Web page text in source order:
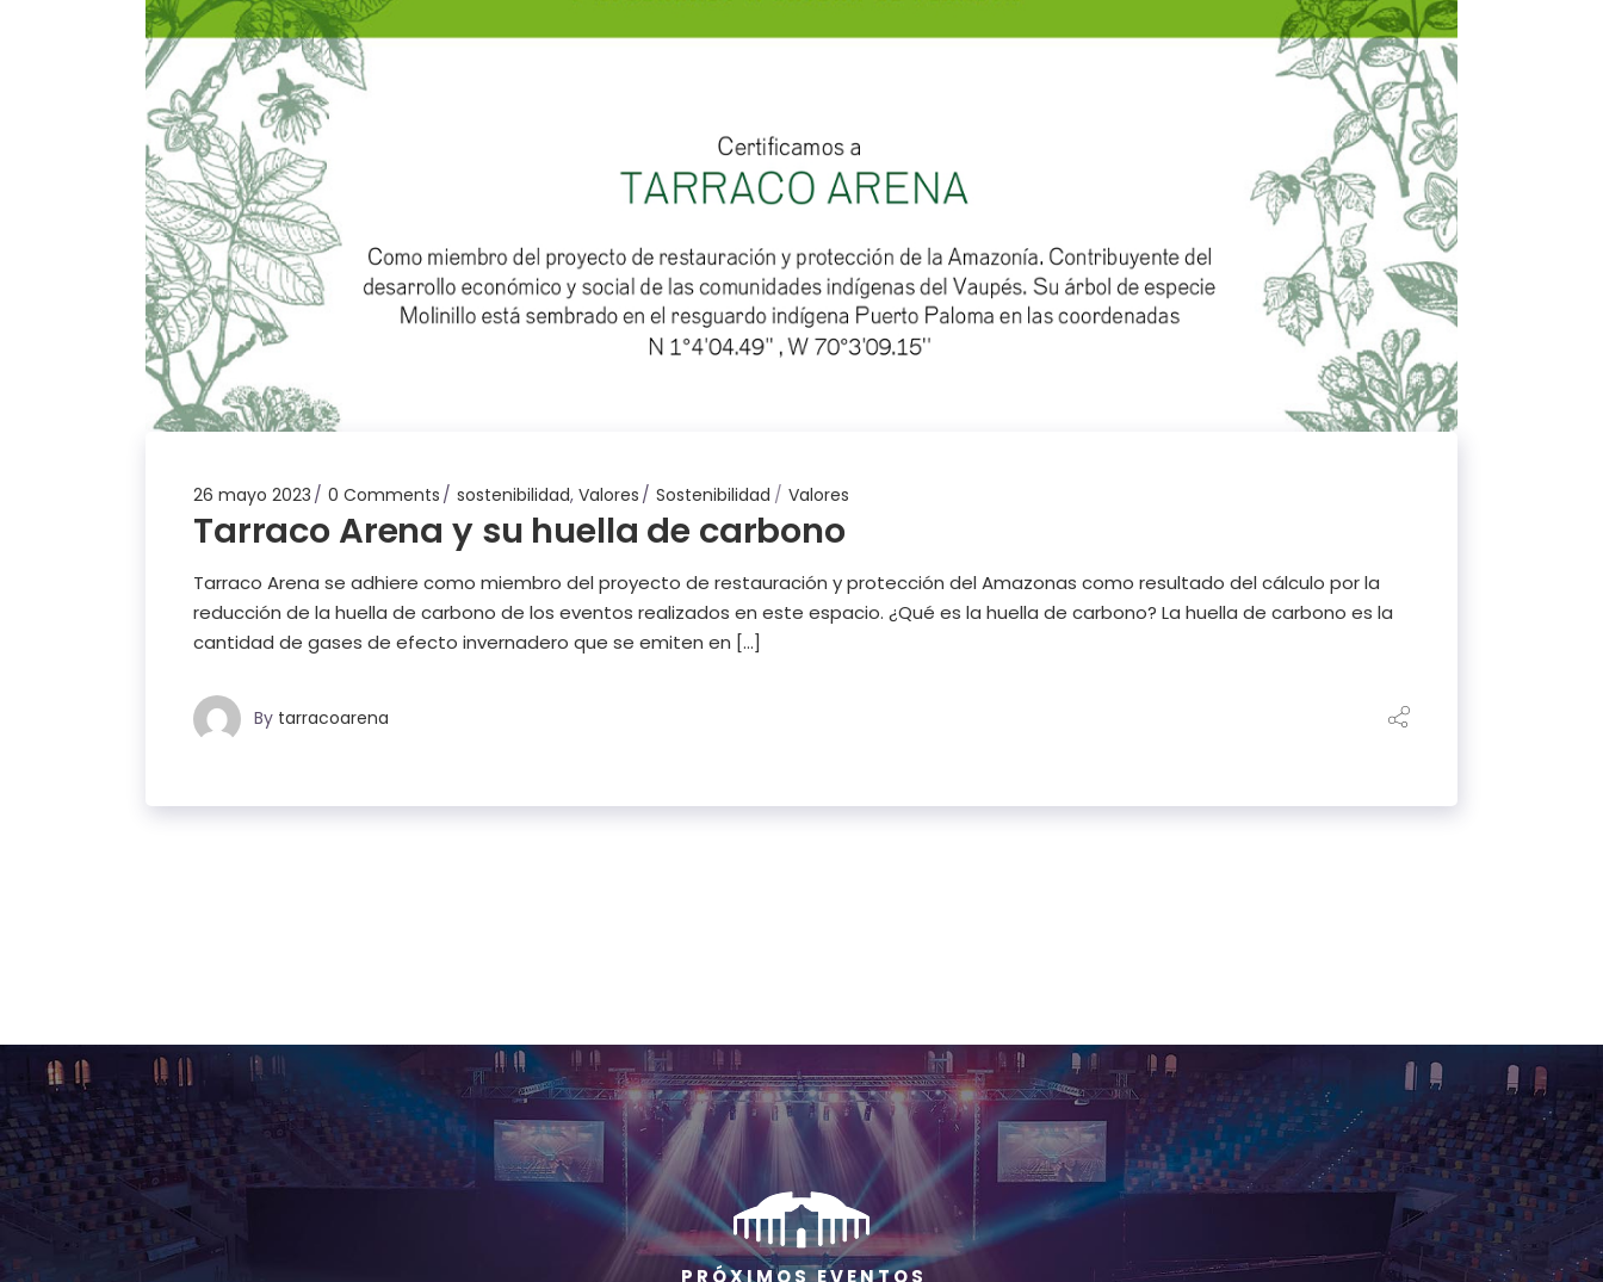
26 mayo 2023 0 Comments sostenibilidad, Valores Sostenibilidad Valores
Tarraco Arena y su huella de carbono
Tarraco Arena se adhiere como miembro del proyecto de restauración y protección del Amazonas como resultado del cálculo por la
reducción de la huella de carbono de los eventos realizados en este espacio. ¿Qué es la huella de carbono? La huella de carbono es la
cantidad de gases de efecto invernadero que se emiten en […]
By tarracoarena
P R Ó X I M O S E V E N T O S